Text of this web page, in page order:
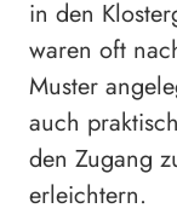
in den
waren oft
Muster
auch
den Zugang
erleichtern.